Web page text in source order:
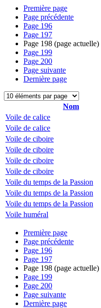
Première page
Page précédente
Page 196
Page 197
Page 198 (page actuelle)
Page 199
Page 200
Page suivante
Dernière page
Nom
Voile de calice
Voile de calice
Voile de ciboire
Voile de ciboire
Voile de ciboire
Voile de ciboire
Voile du temps de la Passion
Voile du temps de la Passion
Voile du temps de la Passion
Voile huméral
Première page
Page précédente
Page 196
Page 197
Page 198 (page actuelle)
Page 199
Page 200
Page suivante
Dernière page